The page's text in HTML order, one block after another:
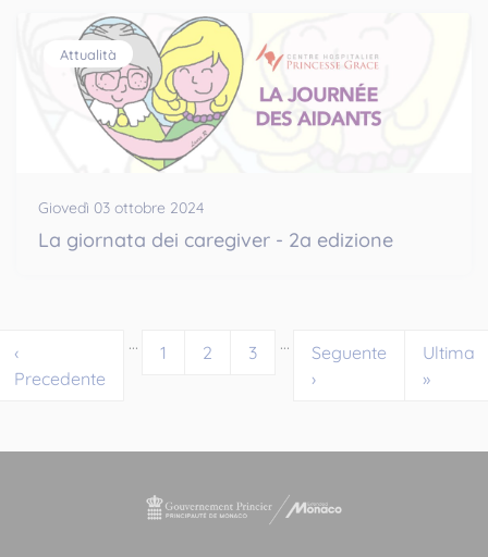
Attualità
Giovedì 03 ottobre 2024
La giornata dei caregiver - 2a edizione
‹
Precedente
… 1 2 3 …
Seguente
›
Ultima
»